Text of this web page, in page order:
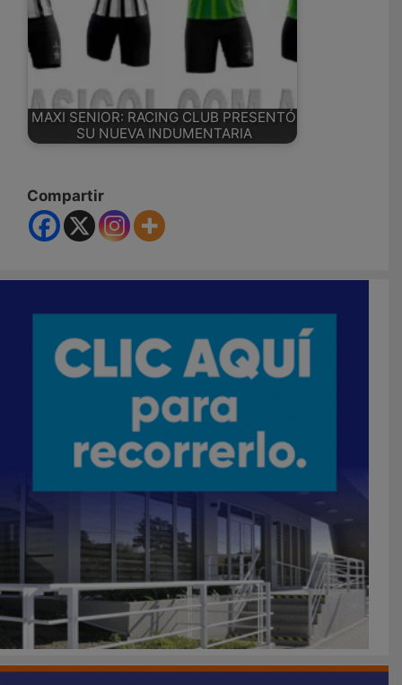
MAXI SENIOR: RACING CLUB PRESENTÓ
SU NUEVA INDUMENTARIA
Compartir